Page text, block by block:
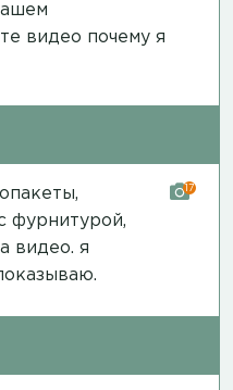
видео почему я
фурнитурой,
видео. я
17